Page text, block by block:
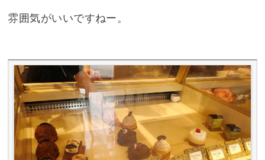
雰囲気がいいですねー。